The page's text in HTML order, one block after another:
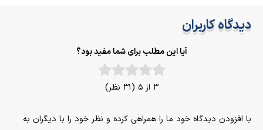
دیدگاه کاربران
آیا این مطلب برای شما مفید بود؟
3 از 5 (31 نظر)
با افزودن دیدگاه خود ما را همراهی کرده و نظر خود را با دیگران به